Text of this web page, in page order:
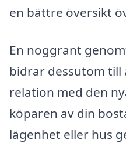
en bättre översikt
En noggrant
bidrar dessutom till
relation med den
köparen av din
lägenhet eller hus